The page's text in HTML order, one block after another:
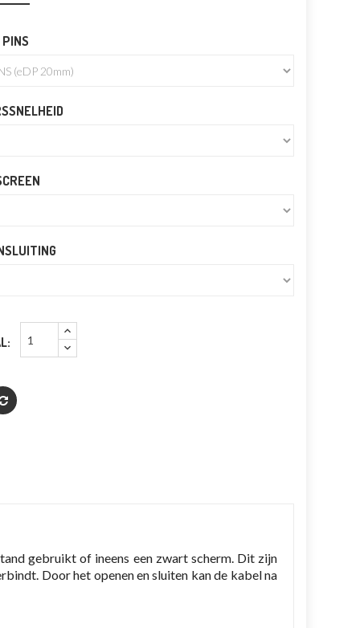
gebruikt of ineens een zwart scherm. Dit zijn
Door het openen en sluiten kan de kabel na